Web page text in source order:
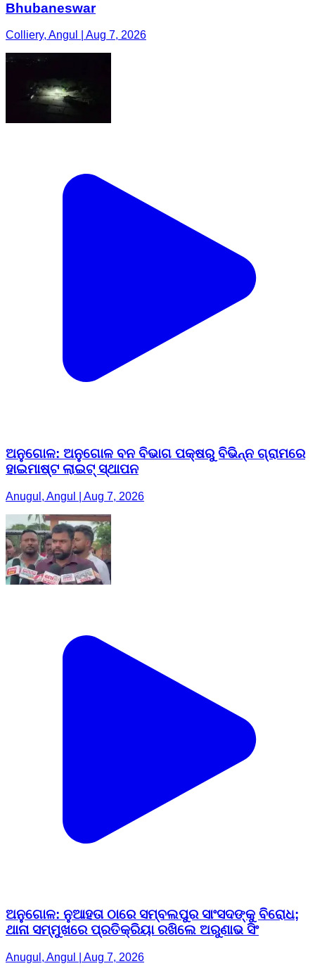
Bhubaneswar
Colliery, Angul | Aug 7, 2026
ଅନୁଗୋଳ: ଅନୁଗୋଳ ବନ ବିଭାଗ ପକ୍ଷରୁ ବିଭିନ୍ନ ଗ୍ରାମରେ
ହାଇମାଷ୍ଟ ଲାଇଟ୍ ସ୍ଥାପନ
Anugul, Angul | Aug 7, 2026
ଅନୁଗୋଳ: ନୁଆହତା ଠାରେ ସମ୍ବଲପୁର ସାଂସଦଙ୍କୁ ବିରୋଧ;
ଥାନା ସମ୍ମୁଖରେ ପ୍ରତିକ୍ରିୟା ରଖିଲେ ଅରୁଣାଭ ସିଂ
Anugul, Angul | Aug 7, 2026